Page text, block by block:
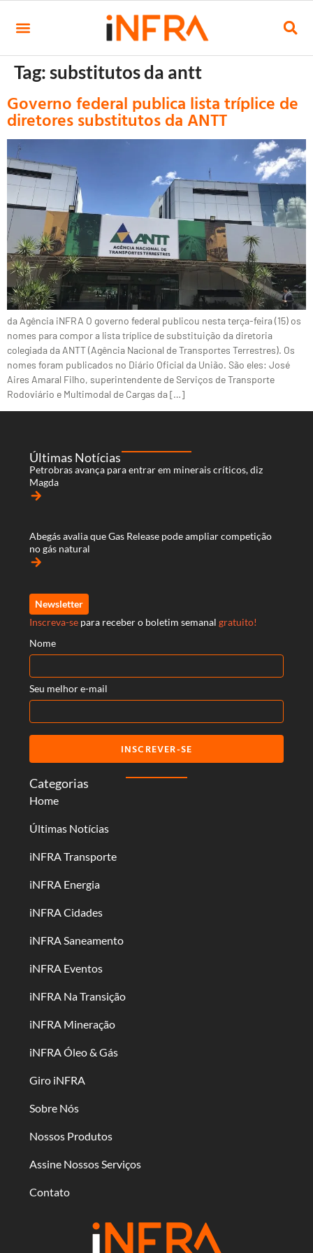
Tag:substitutos da antt
Governo federal publica lista tríplice de
diretores substitutos da ANTT
da Agência iNFRA O governo federal publicou nesta terça-feira (15) os
nomes para compor a lista tríplice de substituição da diretoria
colegiada da ANTT (Agência Nacional de Transportes Terrestres). Os
nomes foram publicados no Diário Oficial da União. São eles: José
Aires Amaral Filho, superintendente de Serviços de Transporte
Rodoviário e Multimodal de Cargas da […]
Categorias
Home
Últimas Notícias
iNFRA Transporte
iNFRA Energia
iNFRA Cidades
iNFRA Saneamento
iNFRA Eventos
iNFRA Na Transição
iNFRA Mineração
iNFRA Óleo & Gás
Giro iNFRA
Sobre Nós
Nossos Produtos
Assine Nossos Serviços
Contato
Últimas Notícias
Petrobras avança para entrar em minerais críticos, diz
Magda
arrow_forward
Abegás avalia que Gas Release pode ampliar competição
no gás natural
arrow_forward
Newsletter
Inscreva-se para receber o boletim semanal gratuito!
Nome
Seu melhor e-mail
INSCREVER-SE